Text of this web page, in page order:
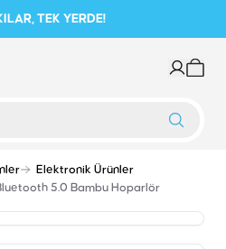
TEK YERDE!
Elektronik Ürünler
5.0 Bambu Hoparlör